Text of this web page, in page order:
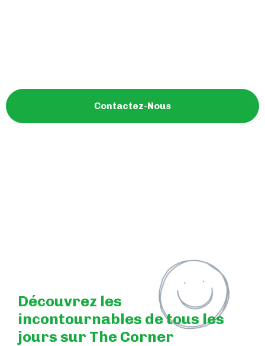
Contactez-Nous
Découvrez les
incontournables de tous les
jours sur The Corner